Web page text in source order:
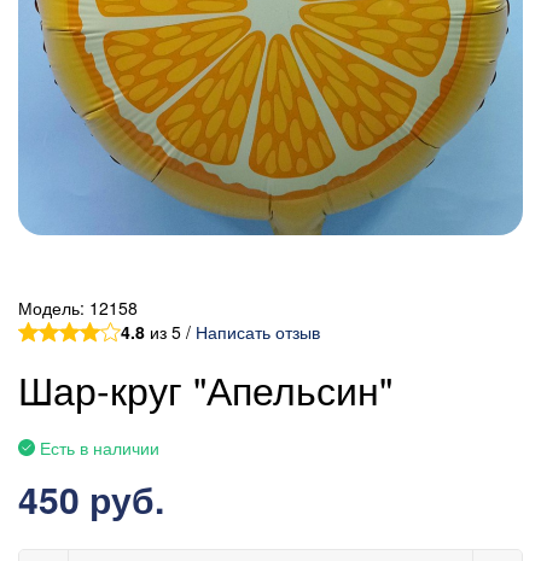
Модель: 12158
4.8 из 5 / Написать отзыв
Шар-круг "Апельсин"
Есть в наличии
450 руб.